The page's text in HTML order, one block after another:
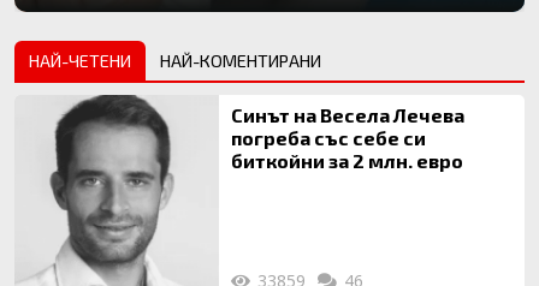
НАЙ-ЧЕТЕНИ НАЙ-КОМЕНТИРАНИ
Синът на Весела Лечева
погреба със себе си
биткойни за 2 млн. евро
33859 46